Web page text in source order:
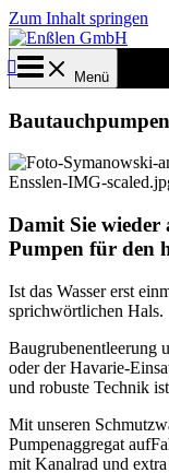
Zum Inhalt springen
Menü
Damit Sie wieder
Pumpen für den
Ist das Wasser erst
sprichwörtlichen Hals.
Baugrubenentleerung
oder der Havarie-
und robuste Technik
Mit unseren
Pumpenaggregat
mit Kanalrad und